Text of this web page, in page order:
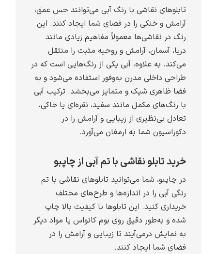
تابلوهای نقاشی با رنگ آبی می‌توانند حس عمق،
آرامش و خنکی را در فضای شما ایجاد کنند. این
رنگ در نقاشی‌ها معمولاً مفاهیم زیادی مانند
دریا، آسمان، آرامش و روحیه مثبت را منتقل
می‌کند. به علاوه، آبی یکی از رنگ‌هایی است که در
طراحی داخلی مدرن به‌وفور استفاده می‌شود و به
فضا ظاهری شیک و متمایز می‌بخشد. ترکیب آبی
با رنگ‌های مکمل مانند سفید، نقره‌ای یا خاکی،
تعادل بی‌نظیری از زیبایی و آرامش را در
دکوراسیون شما به ارمغان می‌آورد.
خرید تابلو نقاشی با تم آبی از چاپبو
در چاپبو، شما می‌توانید تابلوهای نقاشی با تم
رنگی آبی را در اندازه‌ها و طرح‌های مختلف
خریداری کنید. این تابلوها با کیفیت بالا چاپ
شده و به‌طور دقیق روی بوم کانواس یا مواد دیگر
به نمایش درمی‌آیند تا زیبایی و آرامش را در
فضای شما ایجاد کنند.